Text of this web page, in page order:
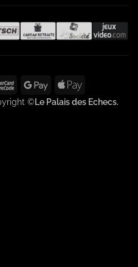
MasterCard
2
Google
Pay
Apple
Pay
©Le Palais des Echecs.